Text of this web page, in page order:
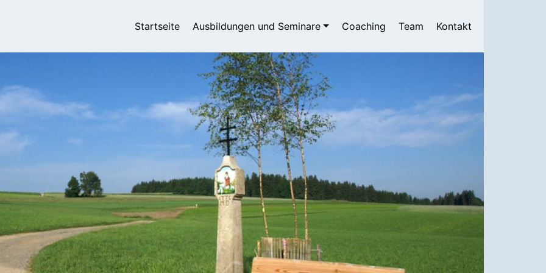
Hauptnavigation
Startseite Ausbildungen und Seminare Coaching Team Kontakt